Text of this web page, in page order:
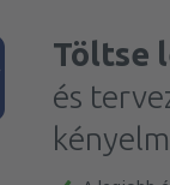
Töltse
és